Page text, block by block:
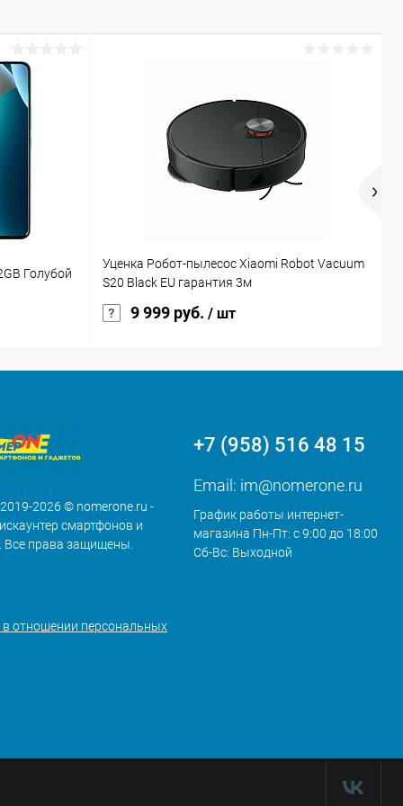
Голубой
Уценка Робот-пылесос Xiaomi Robot Vacuum
S20 Black EU гарантия 3м
9 999 руб. / шт
2026 © nomerone.ru -
смартфонов и
Все права защищены.
в отношении персональных
+7 (958) 516 48 15
Email: im@nomerone.ru
График работы интернет-
магазина Пн-Пт: с 9:00 до 18:00
Сб-Вс: Выходной